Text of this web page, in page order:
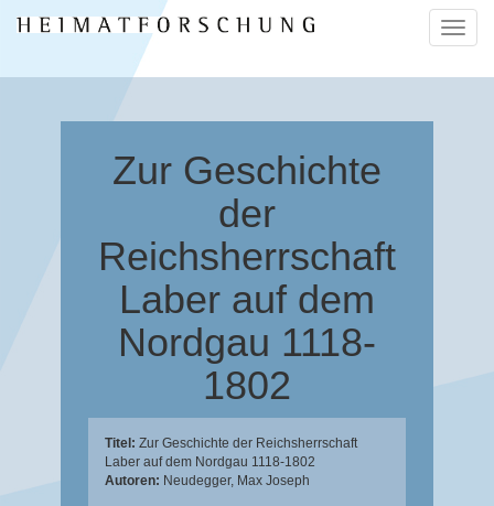
ein-/
Zur Geschichte
der
Reichsherrschaft
Laber auf dem
Nordgau 1118-
1802
Titel: Zur Geschichte der Reichsherrschaft
Laber auf dem Nordgau 1118-1802
Autoren: Neudegger, Max Joseph